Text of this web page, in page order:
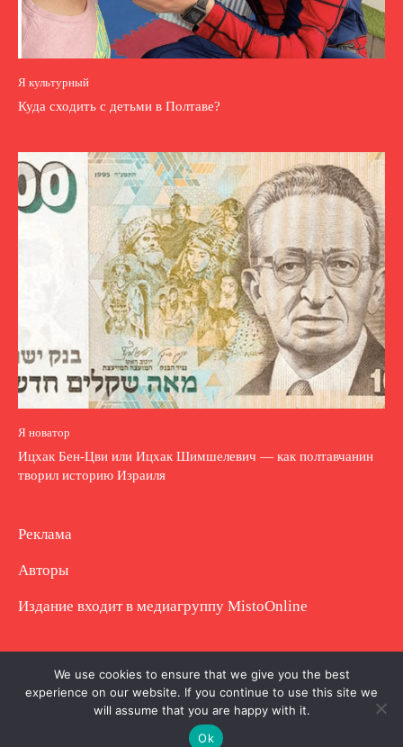
Я культурный
Куда сходить с детьми в Полтаве?
Я новатор
Ицхак Бен-Цви или Ицхак Шимшелевич — как полтавчанин
творил историю Израиля
Реклама
Авторы
Издание входит в медиагруппу MistoOnline
Copyright © Полное использование материала
запрещено. Частично разрешено с гиперссылкой.
We use cookies to ensure that we give you the best
experience on our website. If you continue to use this site we
will assume that you are happy with it.
Ok